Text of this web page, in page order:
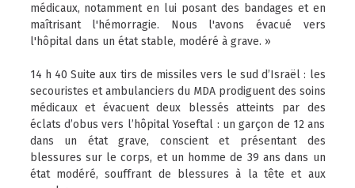
médicaux, notamment en lui posant des bandages et en
maîtrisant l'hémorragie. Nous l'avons évacué vers
l'hôpital dans un état stable, modéré à grave. »
14 h 40 Suite aux tirs de missiles vers le sud d’Israël : les
secouristes et ambulanciers du MDA prodiguent des soins
médicaux et évacuent deux blessés atteints par des
éclats d’obus vers l’hôpital Yoseftal : un garçon de 12 ans
dans un état grave, conscient et présentant des
blessures sur le corps, et un homme de 39 ans dans un
état modéré, souffrant de blessures à la tête et aux